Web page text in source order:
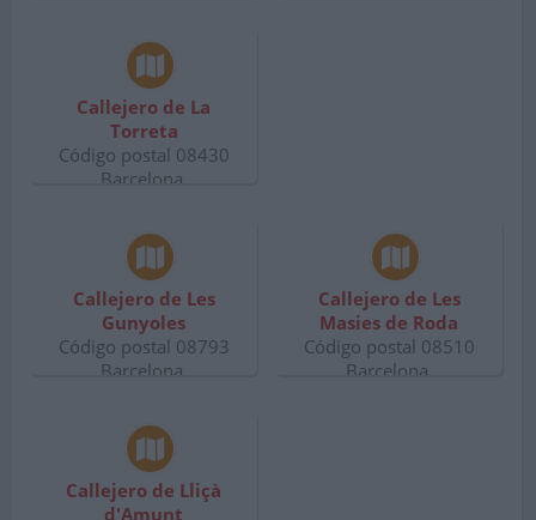
Callejero de La
Torreta
Código postal 08430
Barcelona.
Callejero de Les
Gunyoles
Código postal 08793
Barcelona.
Callejero de Les
Masies de Roda
Código postal 08510
Barcelona.
Callejero de Lliçà
d'Amunt